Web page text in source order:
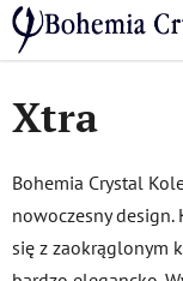
Przejść
do
treści
Home
/ Popularne kolekcje
Xtra
Bohemia Crystal
nowoczesny
się z zaokrąglonym